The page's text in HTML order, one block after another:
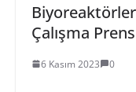
Çalışma
6 Kasım 2023 0